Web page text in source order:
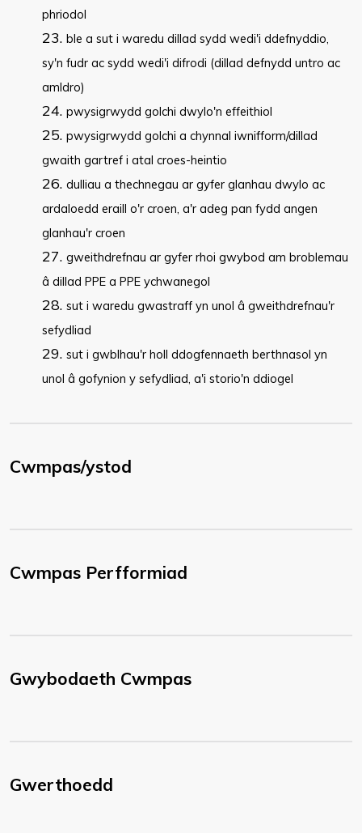
phriodol
ble a sut i waredu dillad sydd wedi'i ddefnyddio,
sy'n fudr ac sydd wedi'i difrodi (dillad defnydd untro ac
amldro)
pwysigrwydd golchi dwylo'n effeithiol
pwysigrwydd golchi a chynnal iwnifform/dillad
gwaith gartref i atal croes-heintio
dulliau a thechnegau ar gyfer glanhau dwylo ac
ardaloedd eraill o'r croen, a'r adeg pan fydd angen
glanhau'r croen
gweithdrefnau ar gyfer rhoi gwybod am broblemau
â dillad PPE a PPE ychwanegol
sut i waredu gwastraff yn unol â gweithdrefnau'r
sefydliad
sut i gwblhau'r holl ddogfennaeth berthnasol yn
unol â gofynion y sefydliad, a'i storio'n ddiogel
Cwmpas/ystod
Cwmpas Perfformiad
Gwybodaeth Cwmpas
Gwerthoedd